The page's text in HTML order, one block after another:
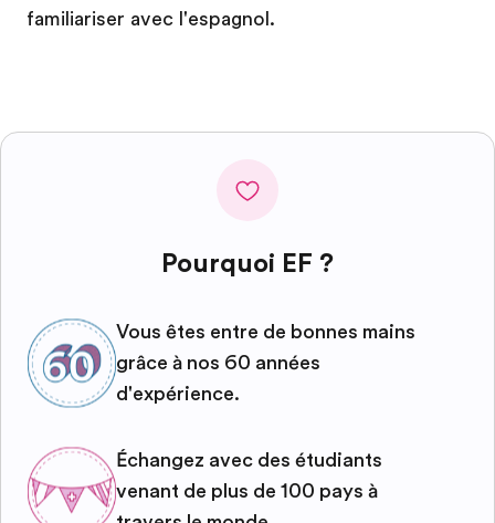
familiariser avec l'espagnol.
Pourquoi EF ?
Vous êtes entre de bonnes mains
grâce à nos 60 années
d'expérience.
Échangez avec des étudiants
venant de plus de 100 pays à